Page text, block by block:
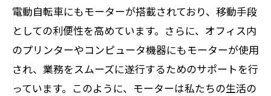
電動自転車にもモーターが搭載されており、移動手段
としての利便性を高めています。さらに、オフィス内
のプリンターやコンピュータ機器にもモーターが使用
され、業務をスムーズに遂行するためのサポートを行
っています。このように、モーターは私たちの生活の